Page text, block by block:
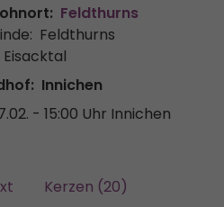
Feldthurns
Feldthurns
Eisacktal
Innichen
- 15:00 Uhr Innichen
Kerzen (20)